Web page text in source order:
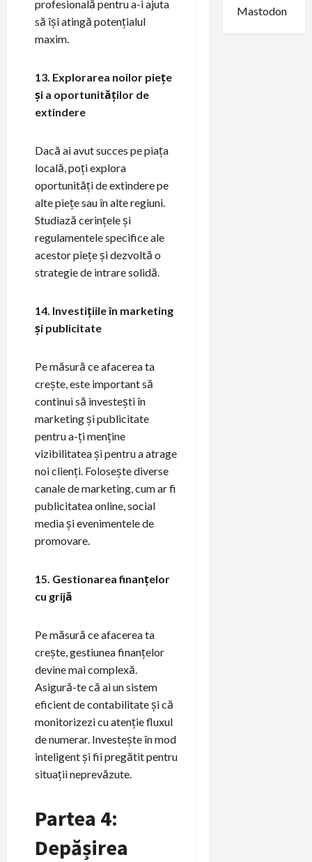
profesională pentru a-i ajuta
să își atingă potențialul
maxim.
13. Explorarea noilor piețe
și a oportunităților de
extindere
Dacă ai avut succes pe piața
locală, poți explora
oportunități de extindere pe
alte piețe sau în alte regiuni.
Studiază cerințele și
regulamentele specifice ale
acestor piețe și dezvoltă o
strategie de intrare solidă.
14. Investițiile în marketing
și publicitate
Pe măsură ce afacerea ta
crește, este important să
continui să investești în
marketing și publicitate
pentru a-ți menține
vizibilitatea și pentru a atrage
noi clienți. Folosește diverse
canale de marketing, cum ar fi
publicitatea online, social
media și evenimentele de
promovare.
15. Gestionarea finanțelor
cu grijă
Pe măsură ce afacerea ta
crește, gestiunea finanțelor
devine mai complexă.
Asigură-te că ai un sistem
eficient de contabilitate și că
monitorizezi cu atenție fluxul
de numerar. Investește în mod
inteligent și fii pregătit pentru
situații neprevăzute.
Partea 4:
Depășirea
Mastodon